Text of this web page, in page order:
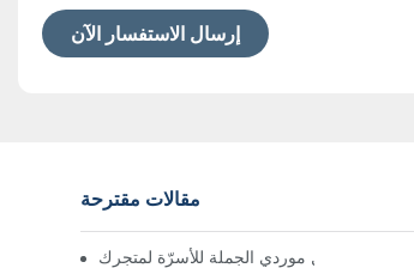
إرسال الاستفسار الآن
مقالات مقترحة
على أفضل موردي الجملة للأسرّة لمتجرك